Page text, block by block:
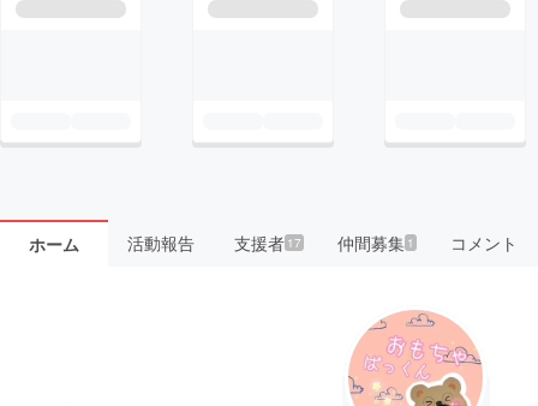
ホーム 活動報告 支援者 17 仲間募集 1 コメント